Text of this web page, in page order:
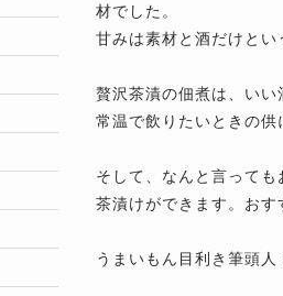
材でした。
甘みは素材と酒だけとい
贅沢茶漬の佃煮は、い
常温で飲りたいときの供
そして、なんと言って
茶漬けができます。おす
うまいもん目利き筆頭人